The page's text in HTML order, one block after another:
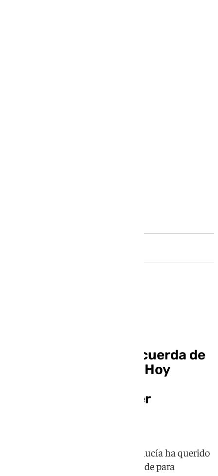
Juanma Moreno se acuerda de
los que ya no están: «Hoy
Villamandos y a Javier
El presidente de la Junta de Andalucía ha querido
dedicar un espacio de su discurso de para